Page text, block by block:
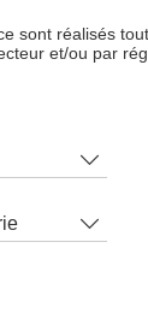
sont réalisés
et/ou par